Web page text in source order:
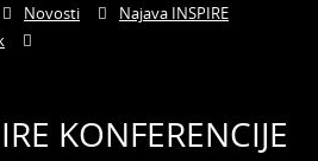
Novosti
Najava INSPIRE
KONFERENCIJE